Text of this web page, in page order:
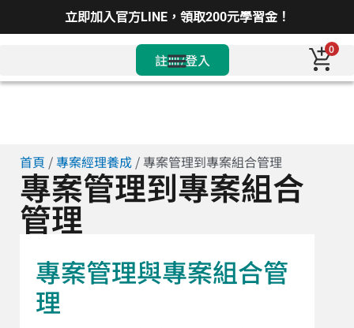
立即加入官方LINE，領取200元學習金！
註冊/登入
0
首頁 /專案經理養成 / 專案管理到專案組合管理
專案管理到專案組合
管理
專案管理與專案組合管
理